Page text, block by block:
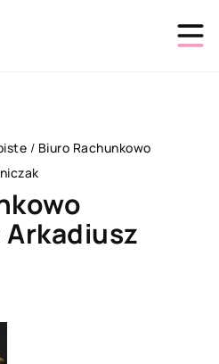
/ Biuro Rachunkowo